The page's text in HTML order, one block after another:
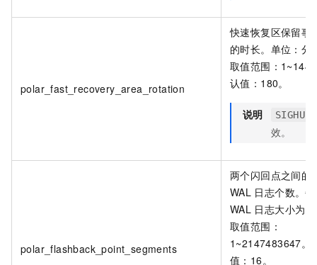
polar_fast_recovery_area_rotation
快速恢复区保留事
的时长。单位：分
取值范围：
认值：180。
说明 SIGHUP
效。
polar_flashback_point_segments
两个闪回点之间的
WAL 日志个数。
WAL 日志大小为
取值范围：
1~2147483647。
值：16。